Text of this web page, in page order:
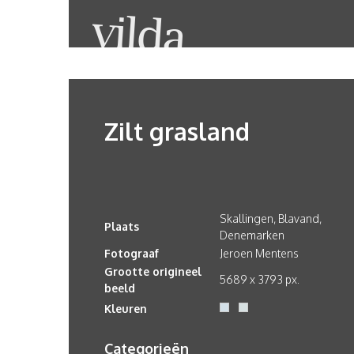
Zilt grasland
Plaats
Skallingen, Blavand,
Denemarken
Fotograaf
Jeroen Mentens
Grootte origineel
beeld
5689 x 3793 px.
Kleuren
Categorieën